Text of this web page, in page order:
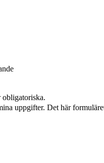
obligatoriska.
uppgifter. Det här